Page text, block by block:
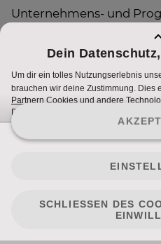
Unternehmens- und